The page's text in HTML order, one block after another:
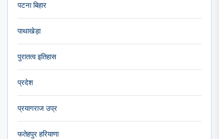
पटना बिहार
पाथाखेड़ा
पुरातत्व इतिहास
प्रदेश
प्रयागराज उप्र
फतेहपुर हरियाणा